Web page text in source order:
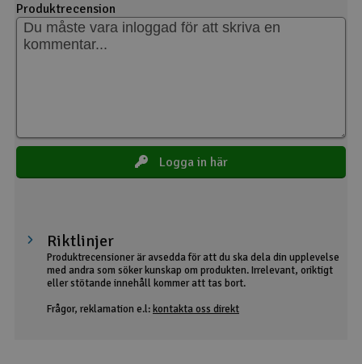
Produktrecension
Logga in här
Riktlinjer
Produktrecensioner är avsedda för att du ska dela din upplevelse
med andra som söker kunskap om produkten. Irrelevant, oriktigt
eller stötande innehåll kommer att tas bort.
Frågor, reklamation e.l: kontakta oss direkt